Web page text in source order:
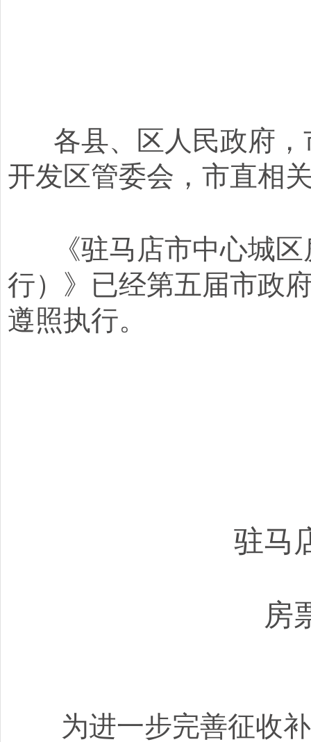
各县、区人民政府，
开发区管委会，市直相
《驻马店市中心城区
行）》已经第五届市政
遵照执行。
驻马
房
为进一步完善征收补